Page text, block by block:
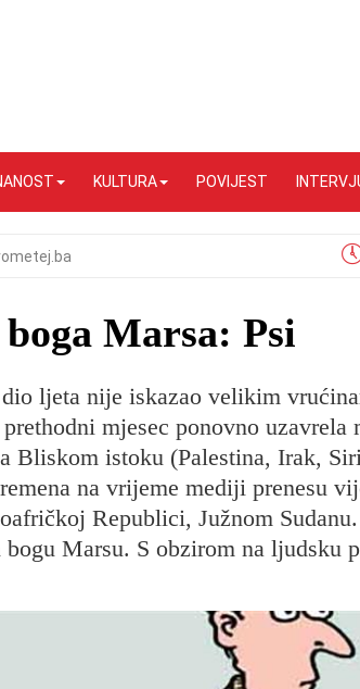
KULTURA POVIJEST
Marsa: Psi
ljeta nije iskazao velikim
mjesec ponovno uzavrela
Bliskom istoku (Palestina, Irak,
na vrijeme mediji prenesu
Republici, Južnom Sudanu.
Marsu. S obzirom na ljudsku